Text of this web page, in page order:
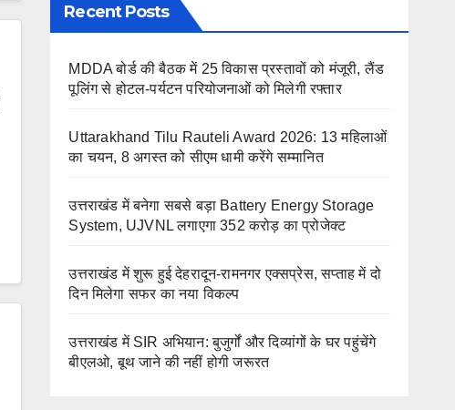
Recent Posts
MDDA बोर्ड की बैठक में 25 विकास प्रस्तावों को मंजूरी, लैंड
पूलिंग से होटल-पर्यटन परियोजनाओं को मिलेगी रफ्तार
Uttarakhand Tilu Rauteli Award 2026: 13 महिलाओं
का चयन, 8 अगस्त को सीएम धामी करेंगे सम्मानित
उत्तराखंड में बनेगा सबसे बड़ा Battery Energy Storage
System, UJVNL लगाएगा 352 करोड़ का प्रोजेक्ट
उत्तराखंड में शुरू हुई देहरादून-रामनगर एक्सप्रेस, सप्ताह में दो
दिन मिलेगा सफर का नया विकल्प
उत्तराखंड में SIR अभियान: बुजुर्गों और दिव्यांगों के घर पहुंचेंगे
बीएलओ, बूथ जाने की नहीं होगी जरूरत